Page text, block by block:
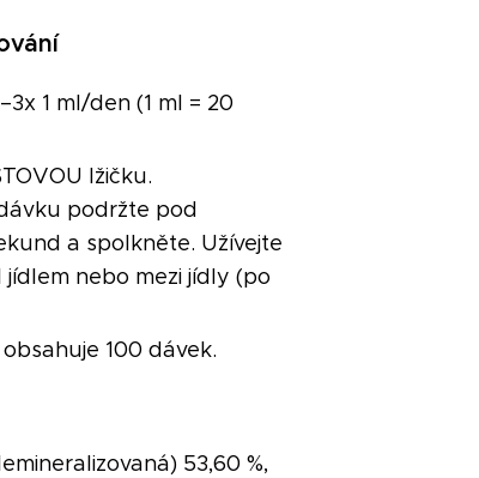
1 ml/den (1 ml = 20
lžičku.
podržte pod
a spolkněte. Užívejte
jídlem nebo mezi jídly (po
100 dávek.
53,60 %,